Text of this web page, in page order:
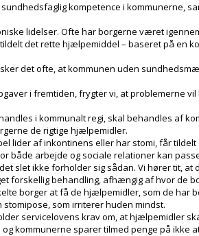
kompetence i kommunerne,
lidelser. Ofte har borgerne været
det rette hjælpemiddel – baseret på en
det ofte, at kommunen uden
i fremtiden, frygter vi, at problemerne
i kommunalt regi, skal behandles af
de rigtige hjælpemidler.
lider af inkontinens eller har stomi, får
både arbejde og sociale relationer kan
slet ikke forholder sig sådan. Vi hører tit, at
forskellig behandling, afhængig af hvor de
borger at få de hjælpemidler, som de har
som irriterer huden mindst.
servicelovens krav om, at hjælpemidler
kommunerne sparer tilmed penge på ikke